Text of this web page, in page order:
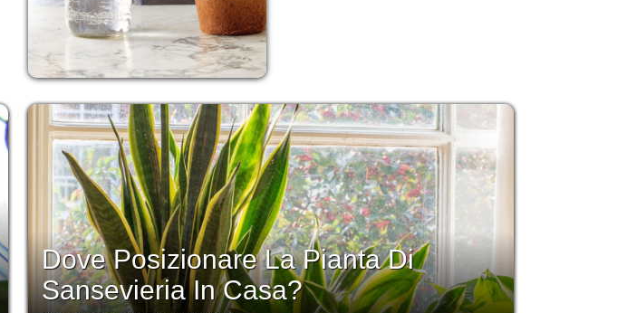
Dove Posizionare La Pianta Di
Sansevieria In Casa?